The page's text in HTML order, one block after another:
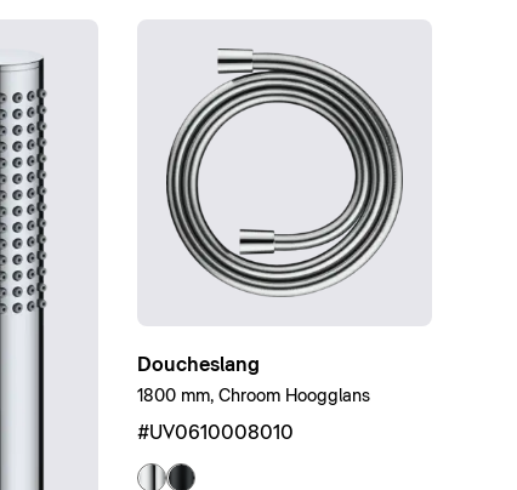
Doucheslang
1800 mm, Chroom Hoogglans
#UV0610008010